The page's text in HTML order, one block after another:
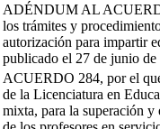
ADÉNDUM AL
los trámites y
autorización para impartir
publicado el 27 de junio de
ACUERDO 284, por el
de la Licenciatura en
mixta, para la superación